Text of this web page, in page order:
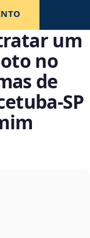
um
no
de